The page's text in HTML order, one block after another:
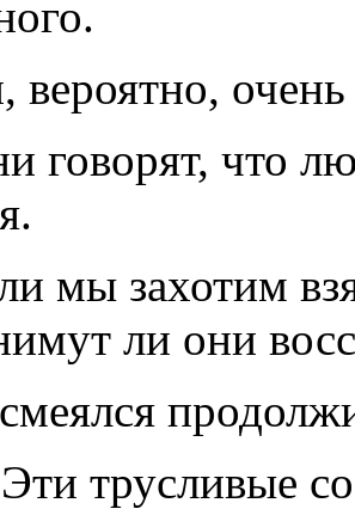
говорят, что
мы захотим
ли они
трусливые